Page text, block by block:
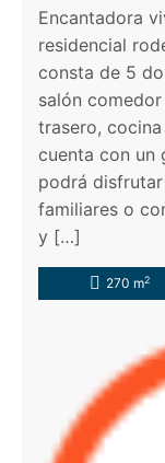
Encantadora
residencial
consta de 5
salón
trasero,
cuenta con un
podrá
familiares o
y […]
270 m2